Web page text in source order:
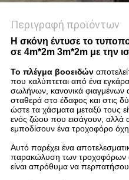
Περιγραφή προϊόντων
Η σκόνη έντυσε το
σε 4m*2m 3m*2m με την
Το πλέγμα βοοειδών
που καλύπτεται από ένα
σωλήνων, κανονικά φιαγμένων
σταθερά στο έδαφος και στις
ώστε τα χάσματα μεταξύ τους
ενός ζώου που εισάγουν, αλλά
εμποδίσουν ένα τροχοφόρο
Αυτό παρέχει ένα
παρακώλυση των τροχοφόρων
είναι απρόθυμα να